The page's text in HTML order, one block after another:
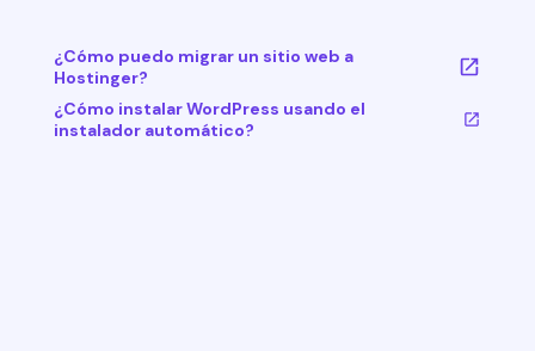
¿Cómo puedo migrar un sitio web a
Hostinger?
¿Cómo instalar WordPress usando el
instalador automático?